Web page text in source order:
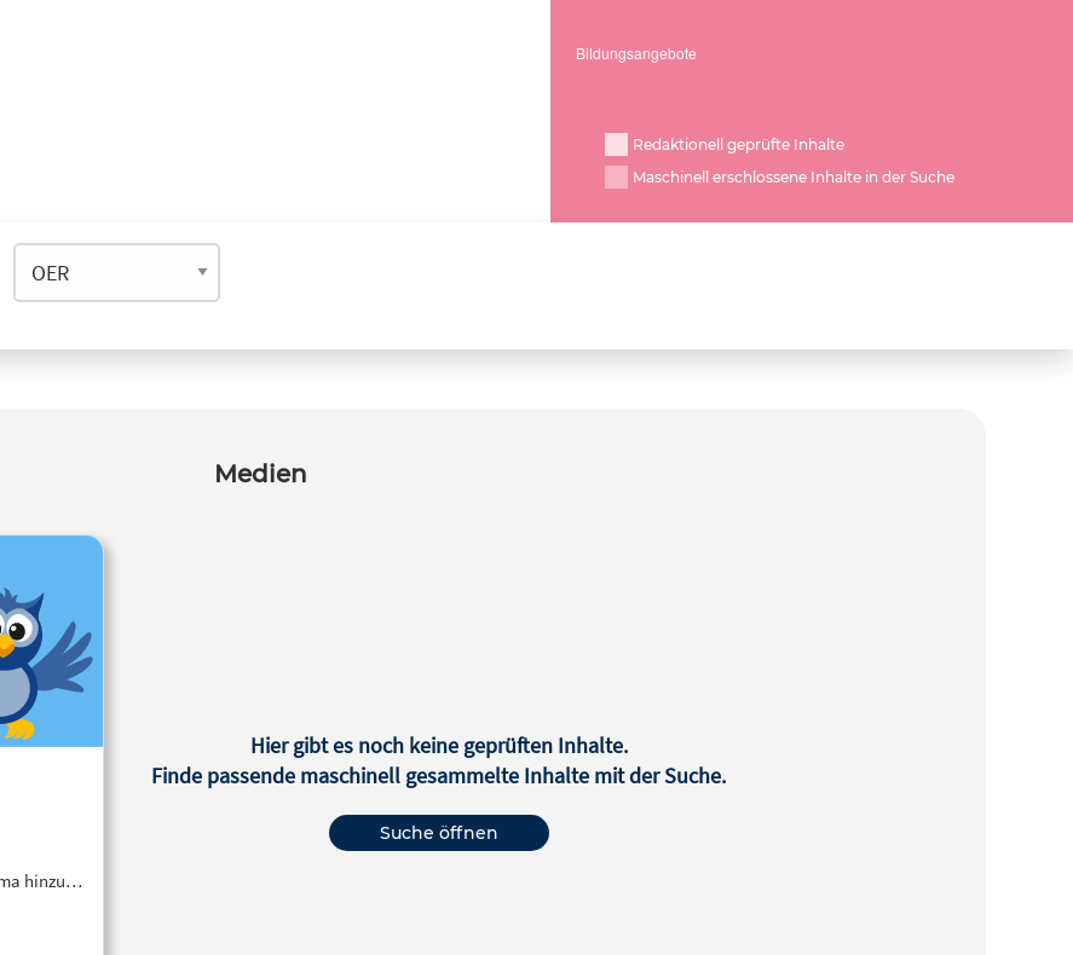
Redaktionell geprüfte Inhalte
Maschinell erschlossene Inhalte in der Suche
Medien
hinzu…
Hier gibt es noch keine geprüften Inhalte.
Finde passende maschinell gesammelte Inhalte mit der Suche.
Suche öffnen